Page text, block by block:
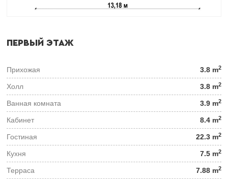
ПЕРВЫЙ ЭТАЖ
Прихожая 3.8 m2
Холл 3.8 m2
Ванная комната 3.9 m2
Кабинет 8.4 m2
Гостиная 22.3 m2
Кухня 7.5 m2
Терраса 7.88 m2